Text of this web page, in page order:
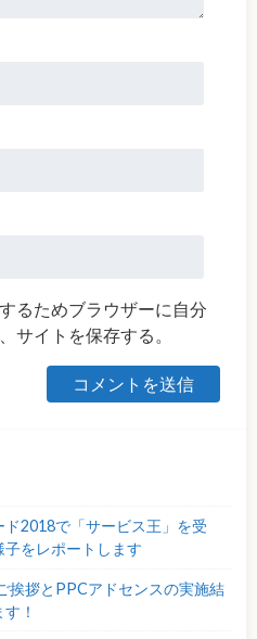
るためブラウザーに自分
サイトを保存する。
ド2018で「サービス王」を受
をレポートします
挨拶とPPCアドセンスの実施結
！